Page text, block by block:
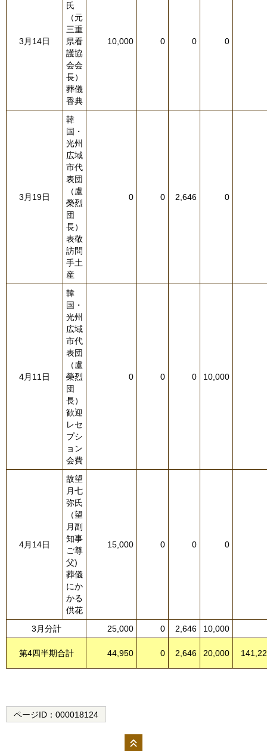
3月14日
氏
（元
三重
県看
護協
会会
長）
葬儀
香典
10,000 0 0 0
3月19日
韓
国・
光州
広域
市代
表団
（盧
榮烈
団
長）
表敬
訪問
手土
産
0 0 2,646 0
4月11日
韓
国・
光州
広域
市代
表団
（盧
榮烈
団
長）
歓迎
レセ
プシ
ョン
会費
0 0 0 10,000
4月14日
故望
月七
弥氏
（望
月副
知事
ご尊
父)
葬儀
にか
かる
供花
15,000 0 0 0
3月分計 25,000 0 2,646 10,000
第4四半期合計 44,950 0 2,646 20,000
ページID： 000018124